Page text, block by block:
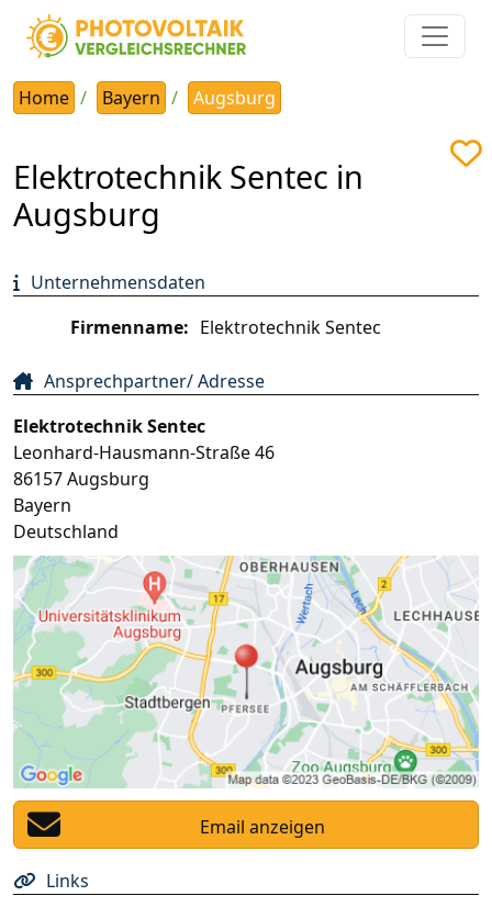
Home Bayern Augsburg
Elektrotechnik Sentec in
Augsburg
Unternehmensdaten
Firmenname: Elektrotechnik Sentec
Ansprechpartner/ Adresse
Elektrotechnik Sentec
Leonhard-Hausmann-Straße 46
86157Augsburg
Bayern
Deutschland
Email anzeigen
Links